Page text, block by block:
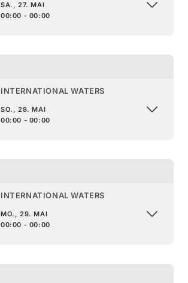
SA., 27. MAI
00:00 - 00:00
INTERNATIONAL WATERS
SO., 28. MAI
00:00 - 00:00
INTERNATIONAL WATERS
MO., 29. MAI
00:00 - 00:00